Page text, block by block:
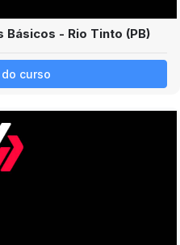
- Rio Tinto (PB)
curso